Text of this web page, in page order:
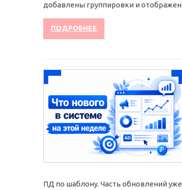
добавлены группировки и
ПОДРОБНЕЕ
ПД по шаблону. Часть обновлений